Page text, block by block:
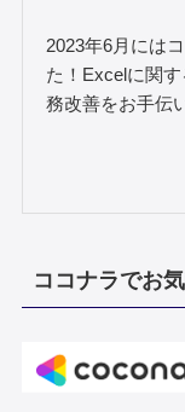
2023年6月には
た！Excelに関
務改善をお手伝
ココナラでお